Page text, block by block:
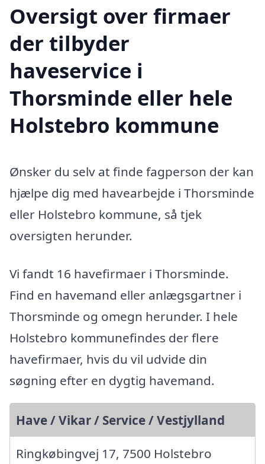
Oversigt over firmaer
der tilbyder
haveservice i
Thorsminde eller hele
Holstebro kommune
Ønsker du selv at finde fagperson der kan
hjælpe dig med havearbejde i Thorsminde
eller Holstebro kommune, så tjek
oversigten herunder.
Vi fandt 16 havefirmaer i Thorsminde.
Find en havemand eller anlægsgartner i
Thorsminde og omegn herunder. I hele
Holstebro kommunefindes der flere
havefirmaer, hvis du vil udvide din
søgning efter en dygtig havemand.
Have / Vikar / Service / Vestjylland
Ringkøbingvej 17, 7500 Holstebro